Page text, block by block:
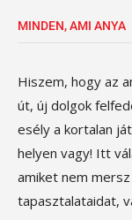
MINDEN, AMI ANYA
Hiszem, hogy az
út, új dolgok
esély a kortalan
helyen vagy! Itt
amiket nem
tapasztalataidat,